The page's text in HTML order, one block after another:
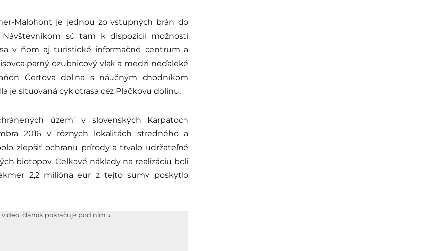
Malohont je jednou zo vstupných brán do
sú tam k dispozícii možnosti
v ňom aj turistické informačné centrum a
parný ozubnicový vlak a medzi neďaleké
Čertova dolina s náučným chodníkom
je situovaná cyklotrasa cez Plačkovu dolinu.
území v slovenských Karpatoch
2016 v rôznych lokalitách stredného a
zlepšiť ochranu prírody a trvalo udržateľné
biotopov. Celkové náklady na realizáciu boli
2,2 milióna eur z tejto sumy poskytlo
video, článok pokračuje pod ním ↓